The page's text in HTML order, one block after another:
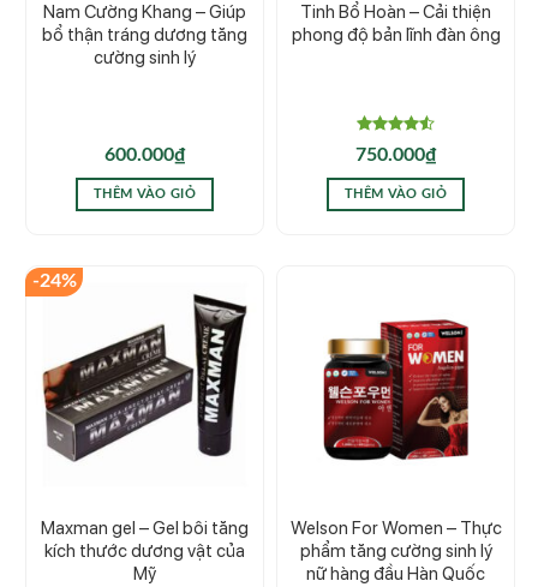
Nam Cường Khang – Giúp
bổ thận tráng dương tăng
cường sinh lý
600.000₫
THÊM VÀO GIỎ
Tinh Bổ Hoàn – Cải thiện
phong độ bản lĩnh đàn ông
Được xếp
hạng4.50
5 sao
750.000₫
THÊM VÀO GIỎ
-24%
Maxman gel – Gel bôi tăng
kích thước dương vật của
Mỹ
Welson For Women – Thực
phẩm tăng cường sinh lý
nữ hàng đầu Hàn Quốc